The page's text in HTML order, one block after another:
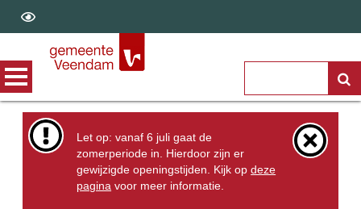
Let op: vanaf 6 juli gaat de
zomerperiode in. Hierdoor zijn er
gewijzigde openingstijden. Kijk opdeze
pagina voor meer informatie.